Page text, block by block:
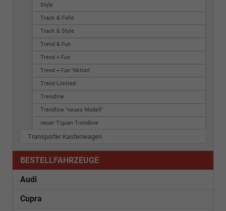
Style
Track & Field
Track & Style
Trend & Fun
Trend + Fun
Trend + Fun "Aktion"
Trend Limited
Trendline
Trendline "neues Modell"
neuer Tiguan Trendline
Transporter Kastenwagen
BESTELLFAHRZEUGE
Audi
Cupra